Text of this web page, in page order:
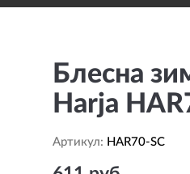
Блесна
Harja
Артикул: HAR70-SC